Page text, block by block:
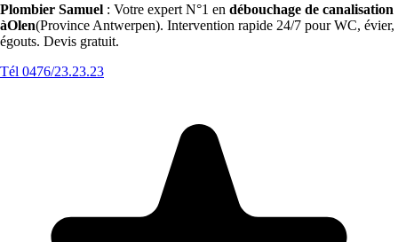
Plombier Samuel : Votre expert N°1 en débouchage de canalisation
àOlen(Province Antwerpen). Intervention rapide 24/7 pour WC, évier,
égouts. Devis gratuit.
Tél 0476/23.23.23